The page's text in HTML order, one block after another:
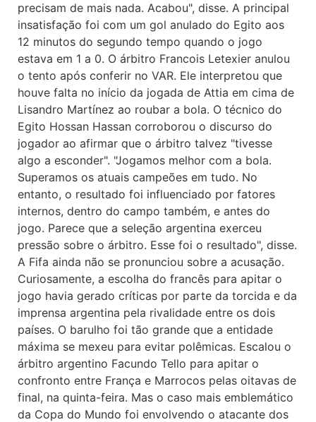
precisam de mais nada. Acabou", disse. A principal
insatisfação foi com um gol anulado do Egito aos
12 minutos do segundo tempo quando o jogo
estava em 1 a 0. O árbitro Francois Letexier anulou
o tento após conferir no VAR. Ele interpretou que
houve falta no início da jogada de Attia em cima de
Lisandro Martínez ao roubar a bola. O técnico do
Egito Hossan Hassan corroborou o discurso do
jogador ao afirmar que o árbitro talvez "tivesse
algo a esconder". "Jogamos melhor com a bola.
Superamos os atuais campeões em tudo. No
entanto, o resultado foi influenciado por fatores
internos, dentro do campo também, e antes do
jogo. Parece que a seleção argentina exerceu
pressão sobre o árbitro. Esse foi o resultado", disse.
A Fifa ainda não se pronunciou sobre a acusação.
Curiosamente, a escolha do francês para apitar o
jogo havia gerado críticas por parte da torcida e da
imprensa argentina pela rivalidade entre os dois
países. O barulho foi tão grande que a entidade
máxima se mexeu para evitar polêmicas. Escalou o
árbitro argentino Facundo Tello para apitar o
confronto entre França e Marrocos pelas oitavas de
final, na quinta-feira. Mas o caso mais emblemático
da Copa do Mundo foi envolvendo o atacante dos